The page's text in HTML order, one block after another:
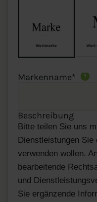
*
Markenname
Beschreibung
Bitte teilen Sie uns
Dienstleistungen
verwenden wollen.
bearbeitende
und
Sie ergänzende